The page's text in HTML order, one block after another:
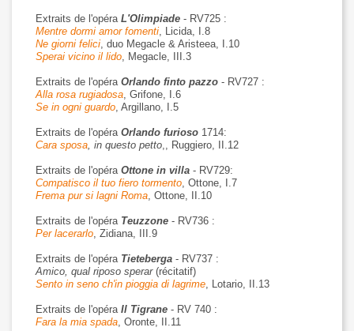
Extraits de l'opéra L'Olimpiade - RV725 :
Mentre dormi amor fomenti , Licida, I.8
Ne giorni felici , duo Megacle & Aristeea, I.10
Sperai vicino il lido , Megacle, III.3
Extraits de l'opéra Orlando finto pazzo - RV727 :
Alla rosa rugiadosa , Grifone, I.6
Se in ogni guardo , Argillano, I.5
Extraits de l'opéra Orlando furioso 1714:
Cara sposa , in questo petto ,, Ruggiero, II.12
Extraits de l'opéra Ottone in villa - RV729:
Compatisco il tuo fiero tormento , Ottone, I.7
Frema pur si lagni Roma , Ottone, II.10
Extraits de l'opéra Teuzzone - RV736 :
Per lacerarlo , Zidiana, III.9
Extraits de l'opéra Tieteberga - RV737 :
Amico, qual riposo sperar(récitatif)
Sento in seno ch'in pioggia di lagrime , Lotario, II.13
Extraits de l'opéra Il Tigrane - RV 740 :
Fara la mia spada , Oronte, II.11